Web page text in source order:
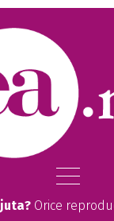
Orice